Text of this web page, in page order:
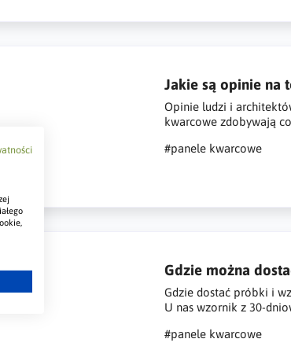
Jakie są opinie na
Opinie ludzi i
kwarcowe zdobywają
#panele kwarcowe
Gdzie można
Gdzie dostać próbki i
U nas wzornik z 30-
#panele kwarcowe